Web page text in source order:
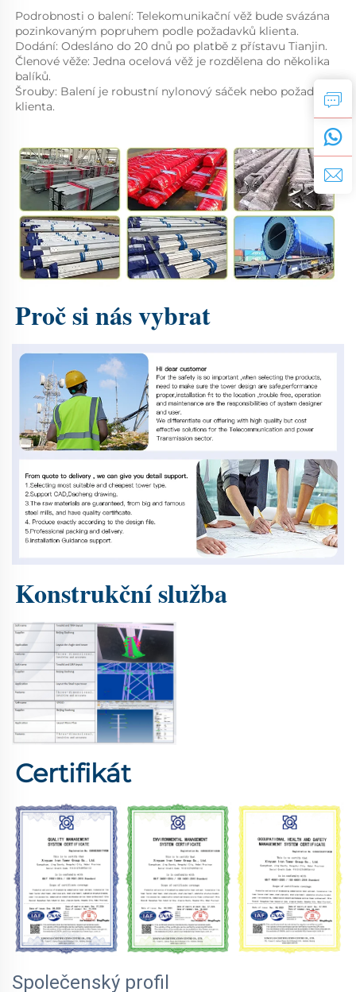
Podrobnosti o balení: Telekomunikační věž bude svázána
pozinkovaným popruhem podle požadavků klienta.
Dodání: Odesláno do 20 dnů po platbě z přístavu Tianjin.
Členové věže: Jedna ocelová věž je rozdělena do několika
balíků.
Šrouby: Balení je robustní nylonový sáček nebo požadavky
klienta.
Proč si nás vybrat
Konstrukční služba
Certifikát
Společenský profil